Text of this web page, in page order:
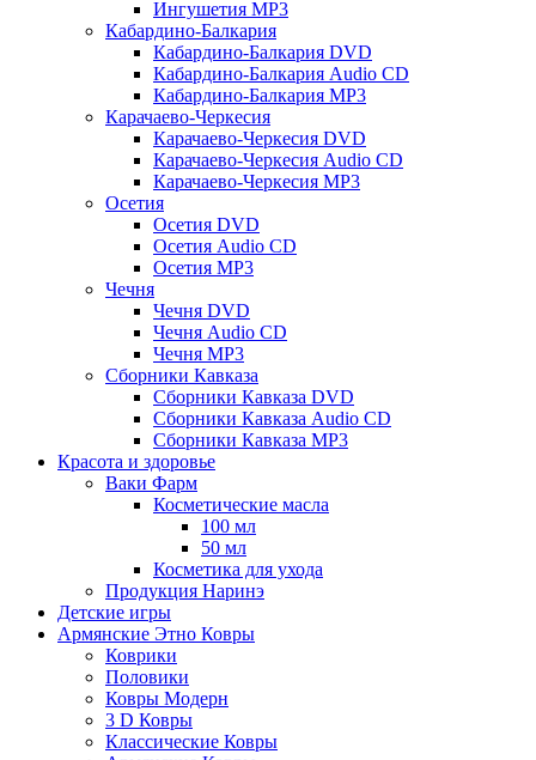
Ингушетия MP3
Кабардино-Балкария
Кабардино-Балкария DVD
Кабардино-Балкария Audio CD
Кабардино-Балкария MP3
Карачаево-Черкесия
Карачаево-Черкесия DVD
Карачаево-Черкесия Audio CD
Карачаево-Черкесия MP3
Осетия
Осетия DVD
Осетия Audio CD
Осетия MP3
Чечня
Чечня DVD
Чечня Audio CD
Чечня MP3
Сборники Кавказа
Сборники Кавказа DVD
Сборники Кавказа Audio CD
Сборники Кавказа MP3
Красота и здоровье
Ваки Фарм
Косметические масла
100 мл
50 мл
Косметика для ухода
Продукция Наринэ
Детские игры
Армянские Этно Ковры
Коврики
Половики
Ковры Модерн
3 D Ковры
Классические Ковры